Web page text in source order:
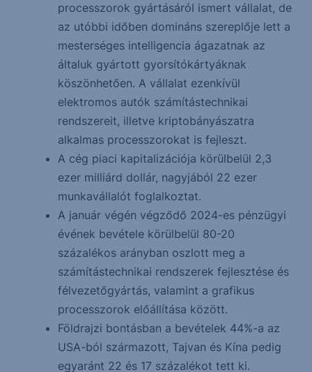
processzorok gyártásáról ismert vállalat, de
az utóbbi időben domináns szereplője lett a
mesterséges intelligencia ágazatnak az
általuk gyártott gyorsítókártyáknak
köszönhetően. A vállalat ezenkívül
elektromos autók számítástechnikai
rendszereit, illetve kriptobányászatra
alkalmas processzorokat is fejleszt.
A cég piaci kapitalizációja körülbelül 2,3
ezer milliárd dollár, nagyjából 22 ezer
munkavállalót foglalkoztat.
A január végén végződő 2024-es pénzügyi
évének bevétele körülbelül 80-20
százalékos arányban oszlott meg a
számítástechnikai rendszerek fejlesztése és
félvezetőgyártás, valamint a grafikus
processzorok előállítása között.
Földrajzi bontásban a bevételek 44%-a az
USA-ból származott, Tajvan és Kína pedig
egyaránt 22 és 17 százalékot tett ki.